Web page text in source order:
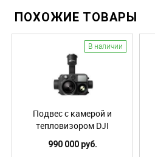
ПОХОЖИЕ ТОВАРЫ
В наличии
Подвес с камерой и
тепловизором DJI
Zenmuse H30T
990 000 руб.